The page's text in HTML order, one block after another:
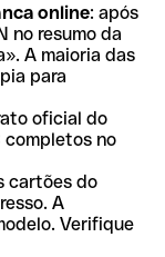
online: após
no resumo da
A maioria das
para
oficial do
completos no
cartões do
A
Verifique